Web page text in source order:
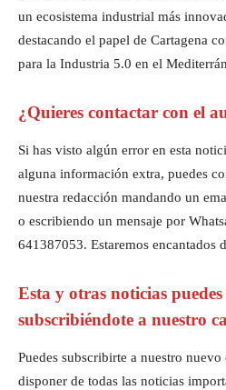
un ecosistema industrial más
destacando el papel de Cartagena
para la Industria 5.0 en el
¿Quieres contactar con el
Si has visto algún error en esta
alguna información extra, puedes
nuestra redacción mandando un
o escribiendo un mensaje por
641387053. Estaremos encantados
Esta y otras noticias
subscribiéndote a nuestro
Puedes subscribirte a nuestro
disponer de todas las noticias